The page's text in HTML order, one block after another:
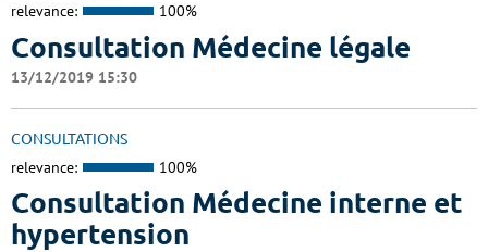
relevance: 100%
Consultation Médecine légale
13/12/2019 15:30
CONSULTATIONS
relevance: 100%
Consultation Médecine interne et
hypertension